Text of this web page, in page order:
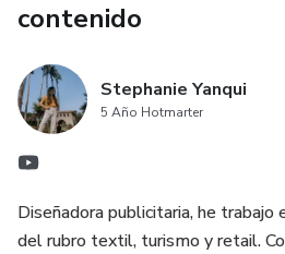
contenido
Stephanie Yanqui
5 Año Hotmarter
Diseñadora publicitaria, he trabajo
del rubro textil, turismo y retail.